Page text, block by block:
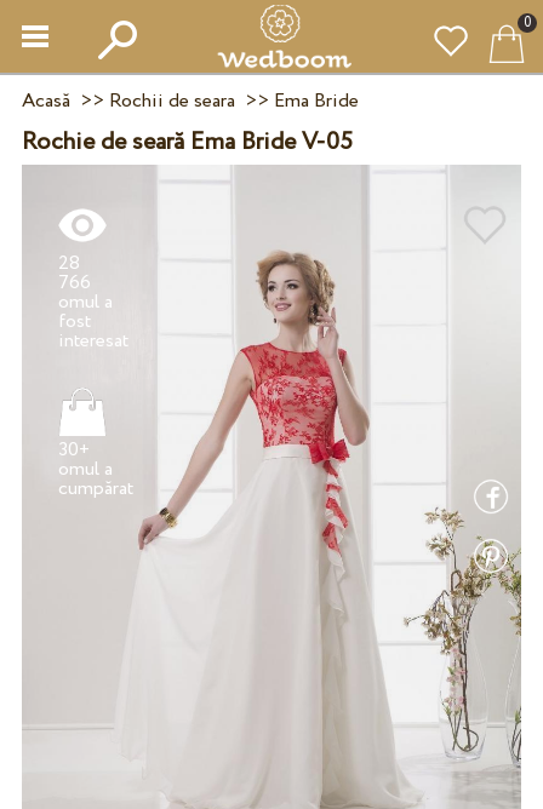
0
Acasă >> Rochii de seara >> Ema Bride
Rochie de seară Ema Bride V-05
28
766
omul a
fost
30+
omul a